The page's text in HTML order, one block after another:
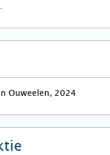
Ouweelen, 2024